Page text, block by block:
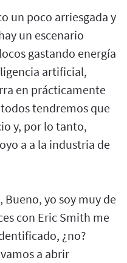
un poco arriesgada y
un escenario
gastando energía
artificial,
en prácticamente
tendremos que
y, por lo tanto,
a a la industria de
yo soy muy de
con Eric Smith me
¿no?
a abrir